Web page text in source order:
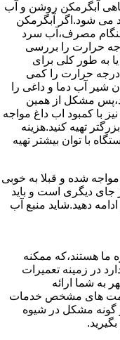
آبگرمکن روشن و آب
می شود.اگر آبگرمکن
هنگام مصرف،آب سرد
حرارت را بررسی
به طور کلی برای
درجه حرارت را کمی
شیر آب دما و داغی را
مشکل از همین
با کمبود اب داغ مواجه
تهیه کنید.هزینه
با توان بیشتر تهیه
شده و قبلا به خوبی
جای دیگری است و باید
دهید.شاید منبع آب
هستند،که ممکنه
در زمینه تعمیرات
به شما ارائه
قیمت های مشخص خدمات
گونه مشکل در شیوه